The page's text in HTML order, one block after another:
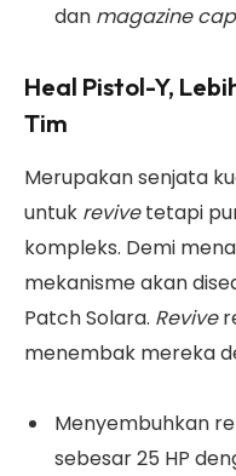
dan magazine
Heal Pistol-Y,
Tim
Merupakan senjata
untuk revivetetapi
kompleks. Demi
mekanisme akan
Patch Solara. Revive
menembak mereka
Menyembuhkan
sebesar 25 HP